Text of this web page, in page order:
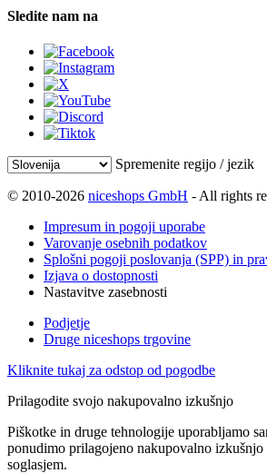
Sledite nam na
Spremenite regijo / jezik
© 2010-2026 niceshops GmbH - All rights
Impresum in pogoji uporabe
Varovanje osebnih podatkov
Splošni pogoji poslovanja (SPP) in
Izjava o dostopnosti
Nastavitve zasebnosti
Podjetje
Druge niceshops trgovine
Kliknite tukaj za odstop od pogodbe
Prilagodite svojo nakupovalno izkušnjo
Piškotke in druge tehnologije uporabljamo
ponudimo prilagojeno nakupovalno izkušnjo
soglasjem.